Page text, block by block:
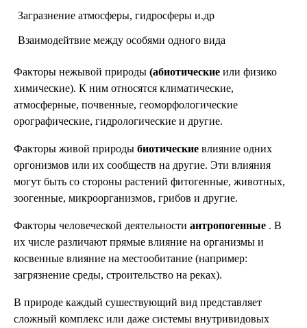
Загразнение атмосферы, гидросферы и.др
Взаимодейтвие между особями одного вида
Факторы нежывой природы (абиотические или физико
химические). К ним относятся климатические,
атмосферные, почвенные, геоморфологические
орографические, гидрологические и другие.
Факторы живой природы биотические влияние одних
оргонизмов или их сообществ на другие. Эти влияния
могут быть со стороны растений фитогенные, животных,
зоогенные, микроорганизмов, грибов и другие.
Факторы человеческой деятельности антропогенные . В
их числе различают прямые влияние на организмы и
косвенные влияние на местообитание (например:
загрязнение среды, строительство на реках).
В природе каждый сушествующий вид представляет
сложный комплекс или даже системы внутривидовых